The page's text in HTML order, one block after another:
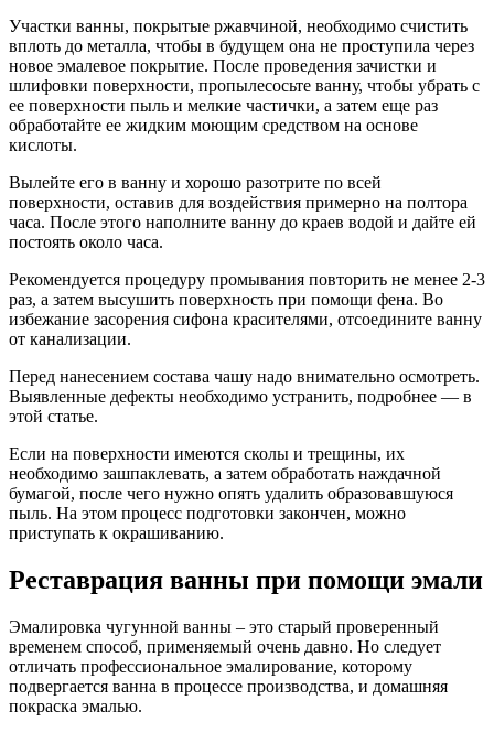
Участки ванны, покрытые ржавчиной, необходимо счистить
вплоть до металла, чтобы в будущем она не проступила через
новое эмалевое покрытие. После проведения зачистки и
шлифовки поверхности, пропылесосьте ванну, чтобы убрать с
ее поверхности пыль и мелкие частички, а затем еще раз
обработайте ее жидким моющим средством на основе
кислоты.
Вылейте его в ванну и хорошо разотрите по всей
поверхности, оставив для воздействия примерно на полтора
часа. После этого наполните ванну до краев водой и дайте ей
постоять около часа.
Рекомендуется процедуру промывания повторить не менее 2-3
раз, а затем высушить поверхность при помощи фена. Во
избежание засорения сифона красителями, отсоедините ванну
от канализации.
Перед нанесением состава чашу надо внимательно осмотреть.
Выявленные дефекты необходимо устранить, подробнее — в
этой статье.
Если на поверхности имеются сколы и трещины, их
необходимо зашпаклевать, а затем обработать наждачной
бумагой, после чего нужно опять удалить образовавшуюся
пыль. На этом процесс подготовки закончен, можно
приступать к окрашиванию.
Реставрация ванны при помощи эмали
Эмалировка чугунной ванны – это старый проверенный
временем способ, применяемый очень давно. Но следует
отличать профессиональное эмалирование, которому
подвергается ванна в процессе производства, и домашняя
покраска эмалью.